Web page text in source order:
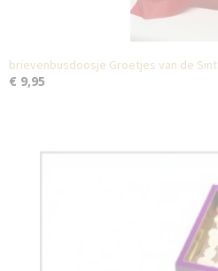
brievenbusdoosje Groetjes van de Sint
€ 9,95